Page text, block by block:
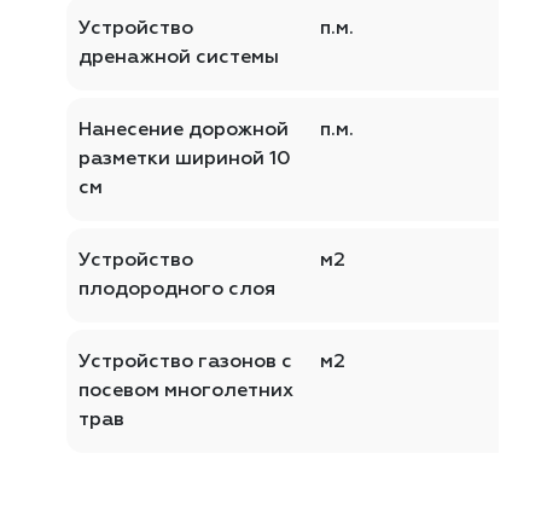
Устройство
дренажной системы
п.м.
Нанесение дорожной
разметки шириной 10
см
п.м.
Устройство
плодородного слоя
м2
Устройство газонов с
посевом многолетних
трав
м2